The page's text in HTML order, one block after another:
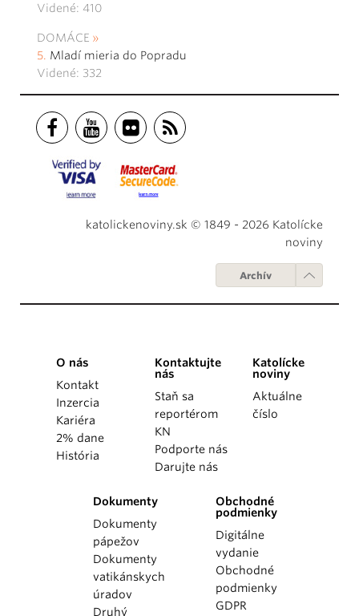
Videné: 410
DOMÁCE
Mladí mieria do Popradu
Videné: 332
katolickenoviny.sk © 1849 - 2026 Katolícke
noviny
Archív
O nás
Kontakt
Inzercia
Kariéra
2% dane
História
Kontaktujte
nás
Staň sa
reportérom
KN
Podporte nás
Darujte nás
Katolícke
noviny
Aktuálne
číslo
Dokumenty
Dokumenty
pápežov
Dokumenty
vatikánskych
úradov
Druhý
Obchodné
podmienky
Digitálne
vydanie
Obchodné
podmienky
GDPR